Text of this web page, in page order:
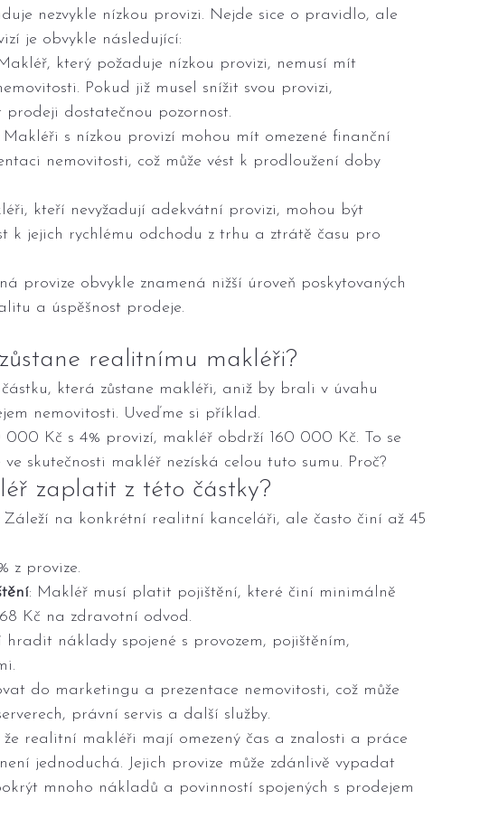
nezvykle nízkou provizi. Nejde sice o pravidlo, ale
je obvykle následující:
který požaduje nízkou provizi, nemusí mít
Pokud již musel snížit svou provizi,
dostatečnou pozornost.
Makléři s nízkou provizí mohou mít omezené finanční
nemovitosti, což může vést k prodloužení doby
kteří nevyžadují adekvátní provizi, mohou být
k jejich rychlému odchodu z trhu a ztrátě času pro
provize obvykle znamená nižší úroveň poskytovaných
a úspěšnost prodeje.
realitnímu makléři?
která zůstane makléři, aniž by brali v úvahu
nemovitosti. Uveďme si příklad.
Kč s 4% provizí, makléř obdrží 160 000 Kč. To se
skutečnosti makléř nezíská celou tuto sumu. Proč?
zaplatit z této částky?
Záleží na konkrétní realitní kanceláři, ale často činí až 45
z provize.
: Makléř musí platit pojištění, které činí minimálně
Kč na zdravotní odvod.
hradit náklady spojené s provozem, pojištěním,
do marketingu a prezentace nemovitosti, což může
právní servis a další služby.
realitní makléři mají omezený čas a znalosti a práce
jednoduchá. Jejich provize může zdánlivě vypadat
mnoho nákladů a povinností spojených s prodejem